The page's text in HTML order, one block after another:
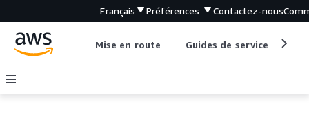
Français Préférences Contactez-nous
Mise en route Guides de service